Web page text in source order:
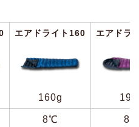
エアドライト160 エアドラ
160g
8℃ 8℃